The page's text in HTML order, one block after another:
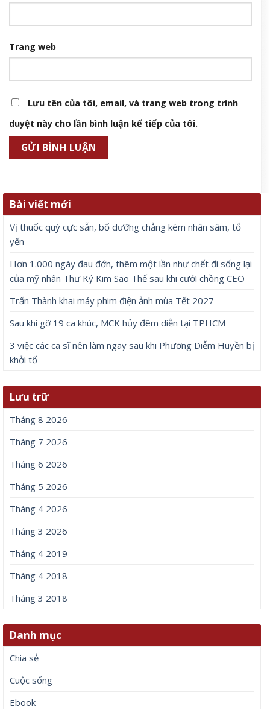
Trang web
Lưu tên của tôi, email, và trang web trong trình
duyệt này cho lần bình luận kế tiếp của tôi.
Bài viết mới
Vị thuốc quý cực sẵn, bổ dưỡng chẳng kém nhân sâm, tổ
yến
Hơn 1.000 ngày đau đớn, thêm một lần như chết đi sống lại
của mỹ nhân Thư Ký Kim Sao Thế sau khi cưới chồng CEO
Trấn Thành khai máy phim điện ảnh mùa Tết 2027
Sau khi gỡ 19 ca khúc, MCK hủy đêm diễn tại TPHCM
3 việc các ca sĩ nên làm ngay sau khi Phương Diễm Huyền bị
khởi tố
Lưu trữ
Tháng 8 2026
Tháng 7 2026
Tháng 6 2026
Tháng 5 2026
Tháng 4 2026
Tháng 3 2026
Tháng 4 2019
Tháng 4 2018
Tháng 3 2018
Danh mục
Chia sẻ
Cuộc sống
Ebook